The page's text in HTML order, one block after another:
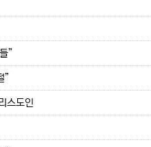
”
”
스도인